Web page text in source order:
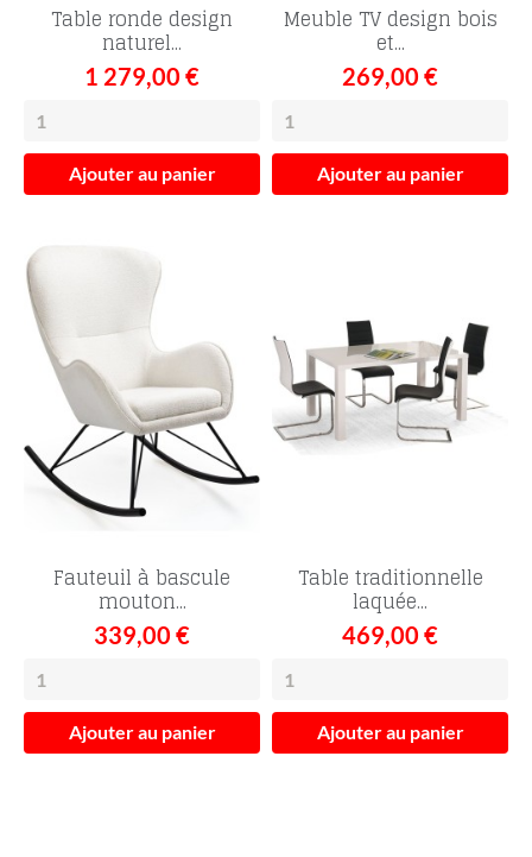
Table ronde design
naturel...
1 279,00 €
Ajouter au panier
Meuble TV design bois
et...
269,00 €
Ajouter au panier
Fauteuil à bascule
mouton...
339,00 €
Ajouter au panier
Table traditionnelle
laquée...
469,00 €
Ajouter au panier